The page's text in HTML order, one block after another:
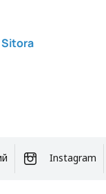
Sitora
Instagram